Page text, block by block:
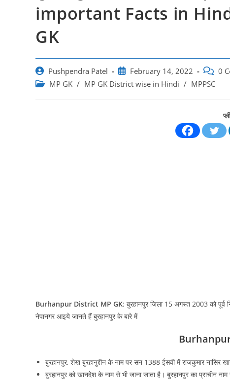
important Facts in
GK
Post
author:
Pushpendra Patel
Post
published:
February 14, 2022
Post 0
Post MP GK / MP GK District wise in Hindi / MPPSC
Burhanpur District MP GK: बुरहानपुर जिला 15 अगस्‍त 2003 को
नेपानगर आइये जानते हैं बुरहानपुर के बारे में
बुरहानपुर, शेख बुरहानुद्दीन के नाम पर सन 1388 ईसवी में राजकुमार नासिर
बुरहानपुर को खानदेश के नाम से भी जाना जाता है। बुरहानपुर का प्राचीन